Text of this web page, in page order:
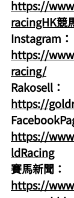
https://
racingHK競
Instagram：
https://
racing/
Rakosell：
https://
https://
ldRacing
賽馬新聞：
https://